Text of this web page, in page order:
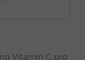
Vitamin C pro